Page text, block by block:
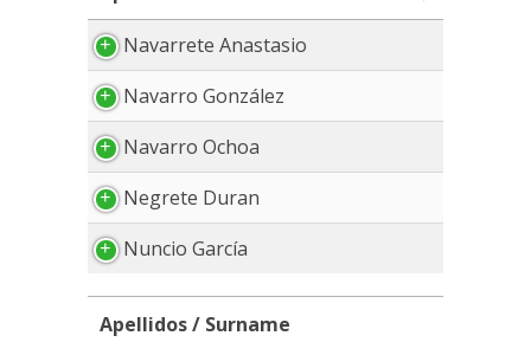
Apellidos / Surname
Navarrete Anastasio
Navarro González
Navarro Ochoa
Negrete Duran
Nuncio García
Apellidos / Surname